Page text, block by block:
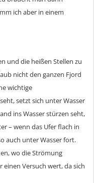
ich aber in einem
und die heißen Stellen zu
nicht den ganzen Fjord
wichtige
setzt sich unter Wasser
ins Wasser stürzen seht,
– wenn das Ufer flach in
auch unter Wasser fort.
wo die Strömung
Versuch wert, da sich